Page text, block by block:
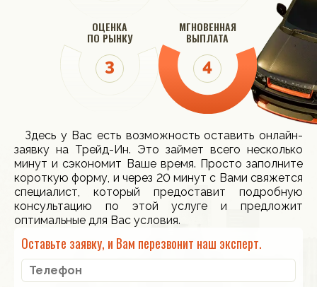
ОЦЕНКА
ПО РЫНКУ
МГНОВЕННАЯ
ВЫПЛАТА
Здесь у Вас есть возможность оставить онлайн-
заявку на Трейд-Ин. Это займет всего несколько
минут и сэкономит Ваше время. Просто заполните
короткую форму, и через 20 минут с Вами свяжется
специалист, который предоставит подробную
консультацию по этой услуге и предложит
оптимальные для Вас условия.
Оставьте заявку, и Вам перезвонит наш эксперт.